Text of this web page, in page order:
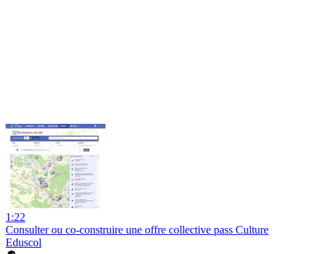
1:22
Consulter ou co-construire une offre collective pass Culture
Eduscol